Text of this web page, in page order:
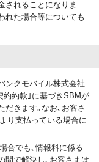
されることになりま
れた場合等についても
ンクモバイル株式会社
約約款｣に基づきSBMが
だきます｡なお､お客さ
り支払っている場合に
合でも､情報料に係る
間で解決し､お客さまは